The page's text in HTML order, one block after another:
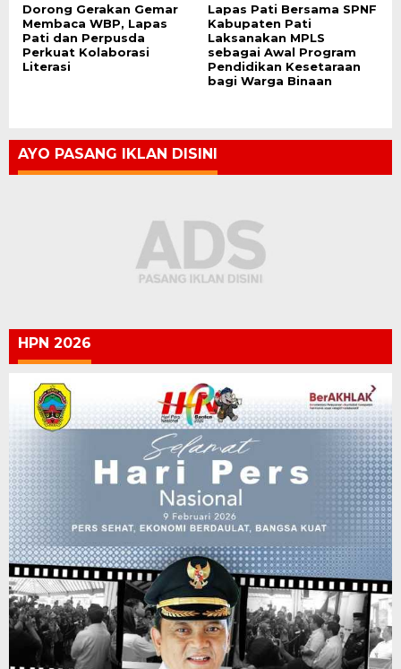
Dorong Gerakan Gemar
Membaca WBP, Lapas
Pati dan Perpusda
Perkuat Kolaborasi
Literasi
Lapas Pati Bersama SPNF
Kabupaten Pati
Laksanakan MPLS
sebagai Awal Program
Pendidikan Kesetaraan
bagi Warga Binaan
AYO PASANG IKLAN DISINI
HPN 2026